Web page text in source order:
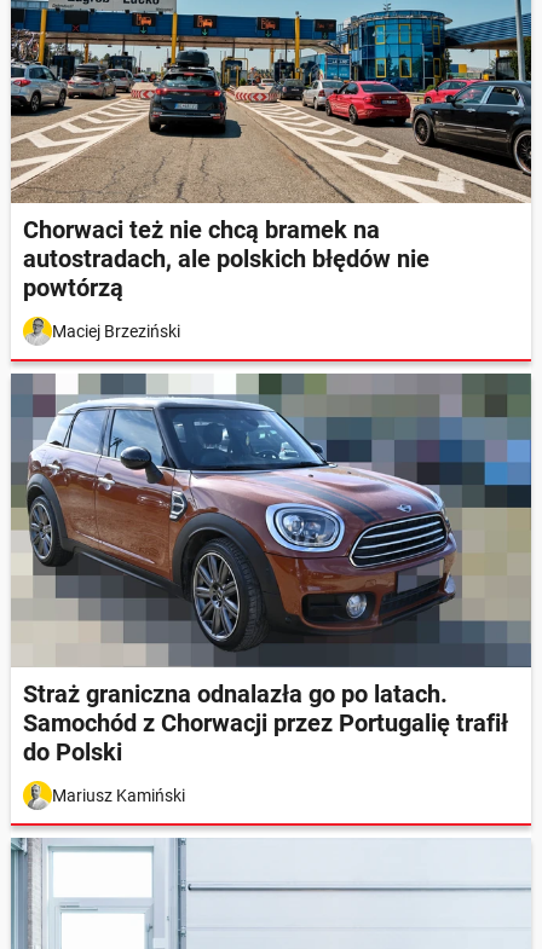
Chorwaci też nie chcą bramek na
autostradach, ale polskich błędów nie
powtórzą
Maciej Brzeziński
Straż graniczna odnalazła go po latach.
Samochód z Chorwacji przez Portugalię trafił
do Polski
Mariusz Kamiński